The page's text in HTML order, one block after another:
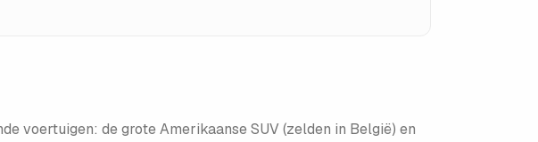
voertuigen: de grote Amerikaanse SUV (zelden in België) en